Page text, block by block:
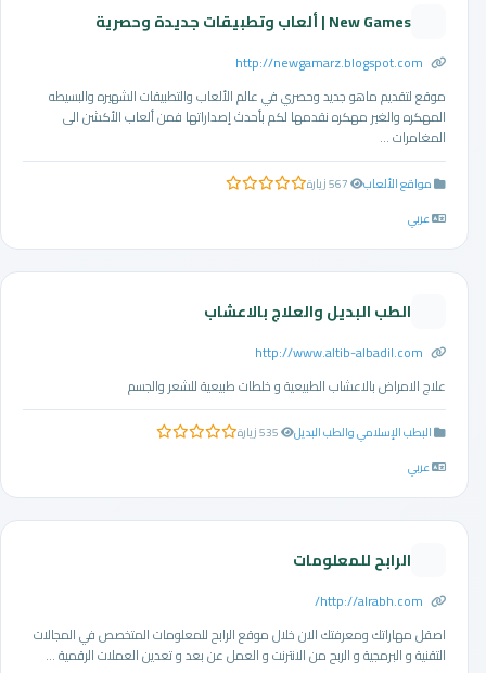
New Games | ألعاب وتطبيقات جديدة وحصرية
http://newgamarz.blogspot.com
موقع لتقديم ماهو جديد وحصري في عالم الألعاب والتطبيقات الشهيره والبسيطه
المهكره والغير مهكره نقدمها لكم بأحدث إصداراتها فمن ألعاب الأكشن الى
المغامرات ...
مواقع الألعاب 0.0 من 5 نجوم
عربي
الطب البديل والعلاج بالاعشاب
http://www.altib-albadil.com
علاج الامراض بالاعشاب الطبيعية و خلطات طبيعية للشعر والجسم
البطب الإسلامي والطب البديل 0.0 من 5 نجوم
عربي
الرابح للمعلومات
http://alrabh.com/
اصقل مهاراتك ومعرفتك الان خلال موقع الرابح للمعلومات المتخصص في المجالات
التقنية و البرمجية و الربح من الانترنت و العمل عن بعد و تعدين العملات الرقمية ...